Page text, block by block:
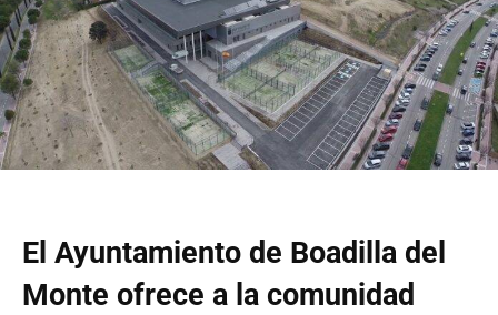
El Ayuntamiento de Boadilla del
Monte ofrece a la comunidad